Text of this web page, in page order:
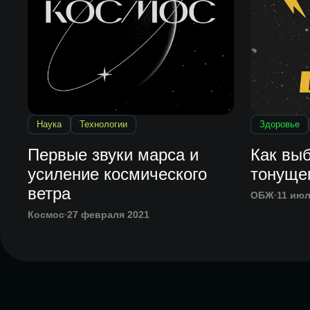
Наука Технологии
Первые звуки марса и
усиление космического
ветра
Космос 27 февраля 2021
Здоровье
Как
ОБЖ 11